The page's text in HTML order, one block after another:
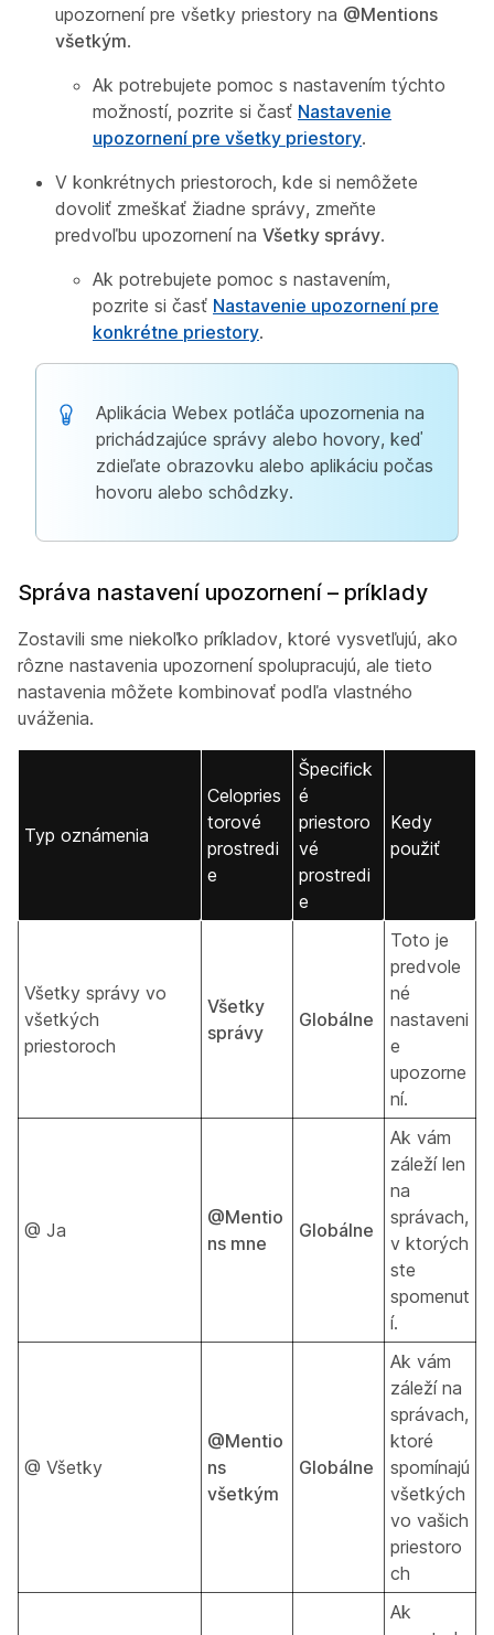
upozornení pre všetky priestory na @Mentions
všetkým.
Ak potrebujete pomoc s nastavením týchto
možností, pozrite si časť Nastavenie
upozornení pre všetky priestory.
V konkrétnych priestoroch, kde si nemôžete
dovoliť zmeškať žiadne správy, zmeňte
predvoľbu upozornení na Všetky správy.
Ak potrebujete pomoc s nastavením,
pozrite si časť Nastavenie upozornení pre
konkrétne priestory.
Aplikácia Webex potláča upozornenia na
prichádzajúce správy alebo hovory, keď
zdieľate obrazovku alebo aplikáciu počas
hovoru alebo schôdzky.
Správa nastavení upozornení – príklady
Zostavili sme niekoľko príkladov, ktoré vysvetľujú, ako
rôzne nastavenia upozornení spolupracujú, ale tieto
nastavenia môžete kombinovať podľa vlastného
uváženia.
Typ oznámenia
Celopries
torové
prostredi
e
Špecifick
é
priestoro
vé
prostredi
e
Kedy
použiť
Všetky správy vo
všetkých
priestoroch
Všetky
správy
Globálne
Toto je
predvole
né
nastaveni
e
upozorne
ní.
@ Ja
@Mentio
ns mne
Globálne
Ak vám
záleží len
na
správach,
v ktorých
ste
spomenut
í.
@ Všetky
@Mentio
ns
všetkým
Globálne
Ak vám
záleží na
správach,
ktoré
spomínajú
všetkých
vo vašich
priestoro
ch
Ak